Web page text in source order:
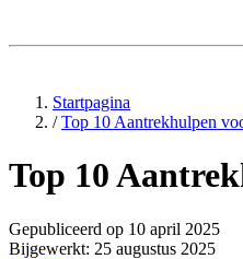
Startpagina
/ Top 10 Aantrekhulpen
Top 10
Gepubliceerd op 10 april 2025
Bijgewerkt: 25 augustus 2025